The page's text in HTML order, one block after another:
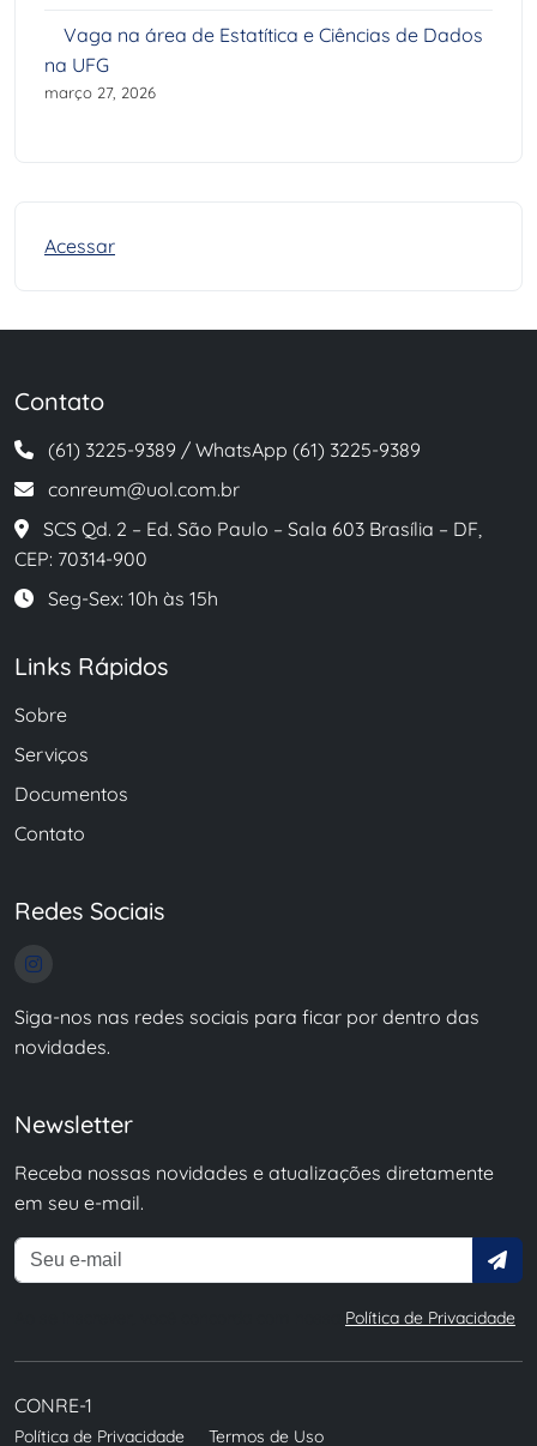
Vaga na área de Estatítica e Ciências de Dados
na UFG
março 27, 2026
Acessar
Contato
(61) 3225-9389 / WhatsApp (61) 3225-9389
conreum@uol.com.br
SCS Qd. 2 – Ed. São Paulo – Sala 603 Brasília – DF,
CEP: 70314-900
Seg-Sex: 10h às 15h
Links Rápidos
Sobre
Serviços
Documentos
Contato
Redes Sociais
Siga-nos nas redes sociais para ficar por dentro das
novidades.
Newsletter
Receba nossas novidades e atualizações diretamente
em seu e-mail.
Política de Privacidade
CONRE-1
Política de Privacidade Termos de Uso